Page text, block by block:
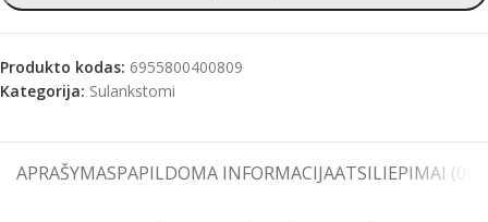
Produkto kodas: 6955800400809
Kategorija: Sulankstomi
APRAŠYMASPAPILDOMA INFORMACIJAATSILIEPIMAI (0)